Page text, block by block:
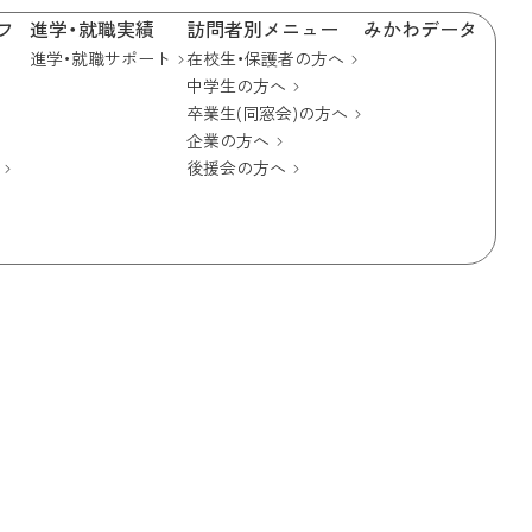
進学・就職実績
進学・就職サポート
訪問者別メニュー
在校生・保護者の方へ
中学生の方へ
卒業生(同窓会)の方へ
企業の方へ
後援会の方へ
みかわデータ